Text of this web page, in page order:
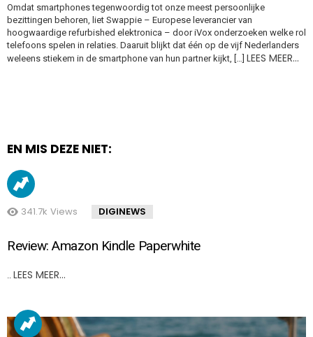
Omdat smartphones tegenwoordig tot onze meest persoonlijke
bezittingen behoren, liet Swappie – Europese leverancier van
hoogwaardige refurbished elektronica – door iVox onderzoeken welke rol
telefoons spelen in relaties. Daaruit blijkt dat één op de vijf Nederlanders
weleens stiekem in de smartphone van hun partner kijkt, […] LEES MEER…
EN MIS DEZE NIET:
341.7k Views DIGINEWS
Review: Amazon Kindle Paperwhite
.. LEES MEER…